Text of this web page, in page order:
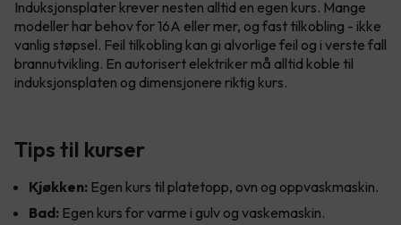
Induksjonsplater krever nesten alltid en egen kurs. Mange
modeller har behov for 16A eller mer, og fast tilkobling - ikke
vanlig støpsel. Feil tilkobling kan gi alvorlige feil og i verste fall
brannutvikling. En autorisert elektriker må alltid koble til
induksjonsplaten og dimensjonere riktig kurs.
Tips til kurser
Kjøkken: Egen kurs til platetopp, ovn og oppvaskmaskin.
Bad: Egen kurs for varme i gulv og vaskemaskin.